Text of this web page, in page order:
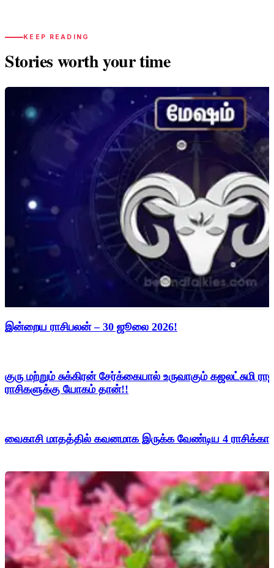
KEEP READING
Stories worth your time
இன்றைய ராசிபலன் – 30 ஜூலை 2026!
குரு மற்றும் சுக்கிரன் சேர்க்கையால் உருவாகும்
ராசிகளுக்கு யோகம் தான்!!
வைகாசி மாதத்தில் கவனமாக இருக்க வேண்டிய 4